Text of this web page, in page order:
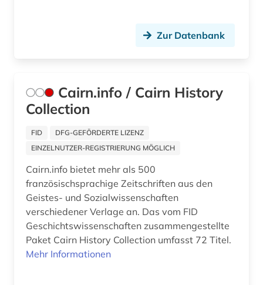
Zur Datenbank
Cairn.info / Cairn History
Collection
FID
DFG-GEFÖRDERTE LIZENZ
EINZELNUTZER-REGISTRIERUNG MÖGLICH
Cairn.info bietet mehr als 500
französischsprachige Zeitschriften aus den
Geistes- und Sozialwissenschaften
verschiedener Verlage an. Das vom FID
Geschichtswissenschaften zusammengestellte
Paket Cairn History Collection umfasst 72 Titel.
Mehr Informationen